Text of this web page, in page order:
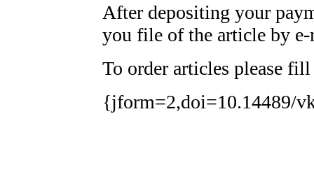
After depositing your
you file of the article by
To order articles please
{jform=2,doi=10.14489/